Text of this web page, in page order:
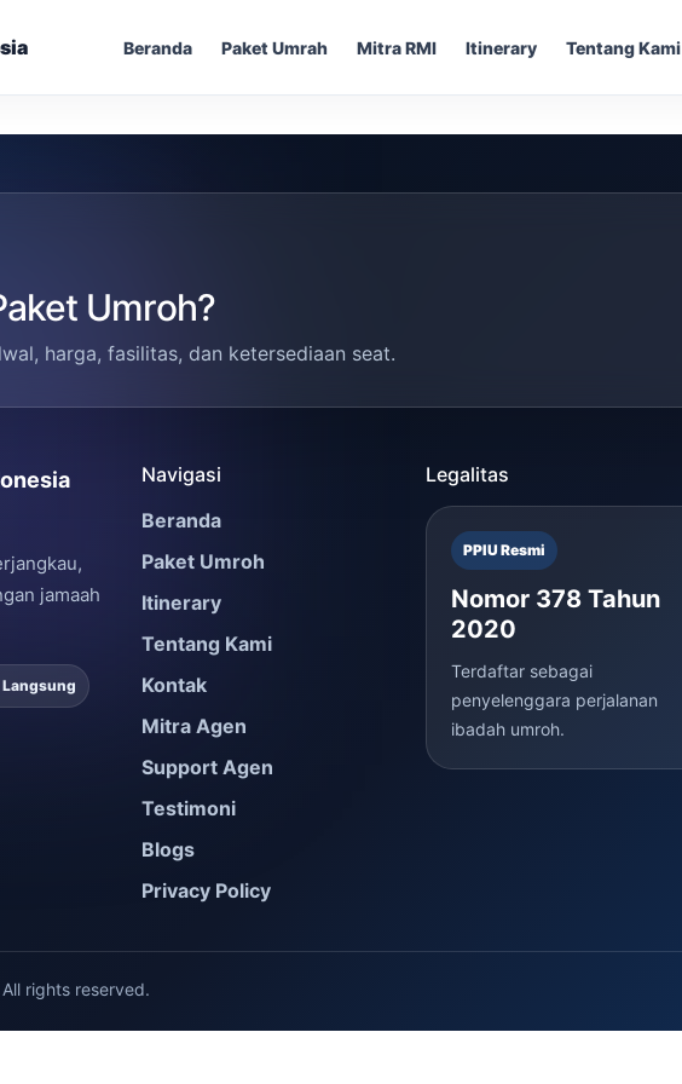
Beranda Paket Umrah Mitra RMI Itinerary Tentang Kami
Umroh?
harga, fasilitas, dan ketersediaan seat.
jamaah
Langsung
Navigasi
Beranda
Paket Umroh
Itinerary
Tentang Kami
Kontak
Mitra Agen
Support Agen
Testimoni
Blogs
Privacy Policy
Legalitas
PPIU Resmi
Nomor 378 Tahun
2020
Terdaftar sebagai
penyelenggara perjalanan
ibadah umroh.
rights reserved.